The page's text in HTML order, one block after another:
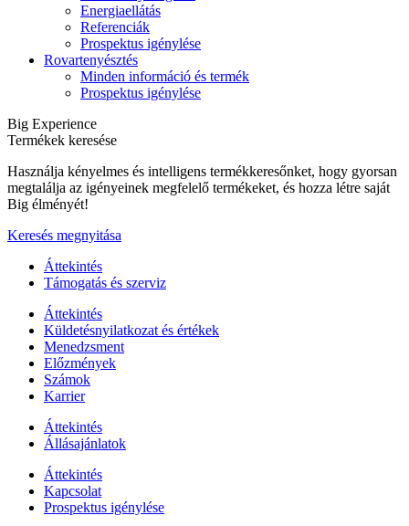
Energiaellátás
Referenciák
Prospektus igénylése
Rovartenyésztés
Minden információ és termék
Prospektus igénylése
Big Experience
Termékek keresése
Használja kényelmes és intelligens termékkeresőnket, hogy gyorsan
megtalálja az igényeinek megfelelő termékeket, és hozza létre saját
Big élményét!
Keresés megnyitása
Áttekintés
Támogatás és szerviz
Áttekintés
Küldetésnyilatkozat és értékek
Menedzsment
Előzmények
Számok
Karrier
Áttekintés
Állásajánlatok
Áttekintés
Kapcsolat
Prospektus igénylése